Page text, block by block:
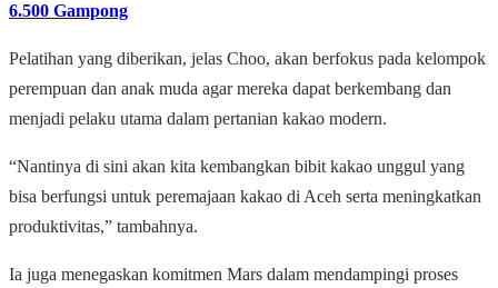
6.500 Gampong
Pelatihan yang diberikan, jelas Choo, akan berfokus pada kelompok
perempuan dan anak muda agar mereka dapat berkembang dan
menjadi pelaku utama dalam pertanian kakao modern.
“Nantinya di sini akan kita kembangkan bibit kakao unggul yang
bisa berfungsi untuk peremajaan kakao di Aceh serta meningkatkan
produktivitas,” tambahnya.
Ia juga menegaskan komitmen Mars dalam mendampingi proses